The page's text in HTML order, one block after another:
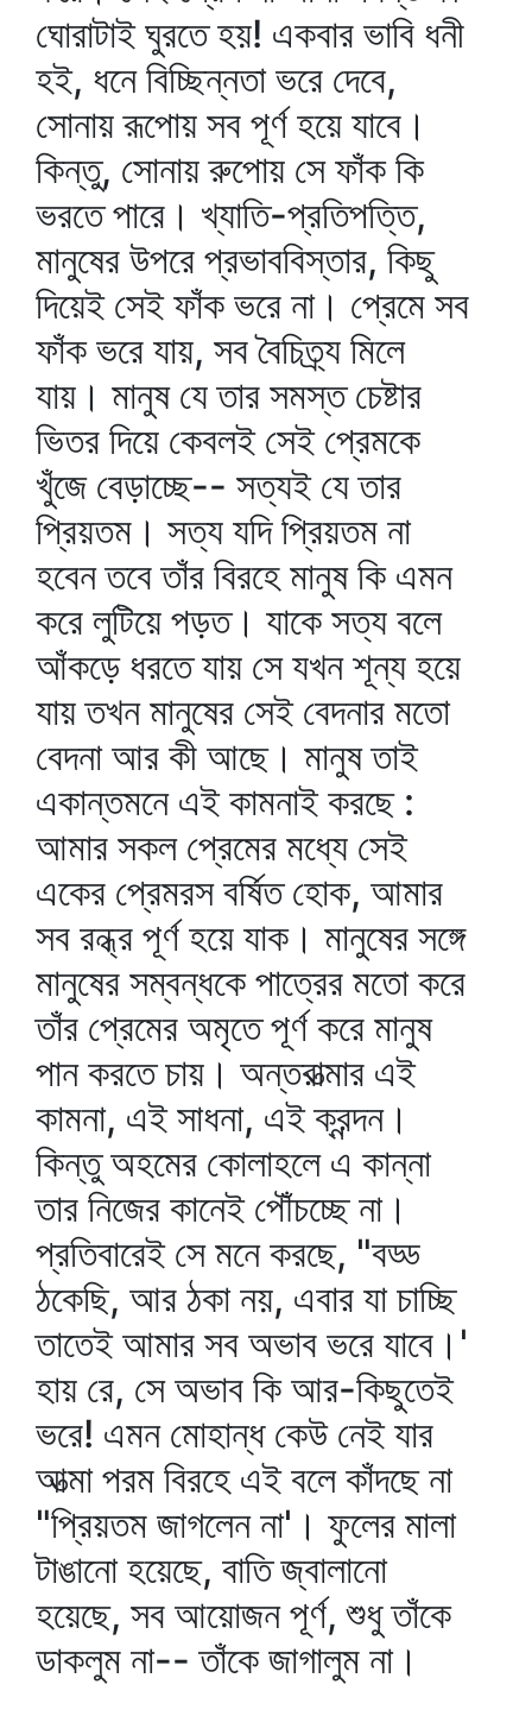
ঘোরাটাই ঘুরতে হয়! একবার ভাবি ধনী
হই, ধনে বিচ্ছিন্নতা ভরে দেবে,
সোনায় রূপোয় সব পূর্ণ হয়ে যাবে।
কিন্তু, সোনায় রুপোয় সে ফাঁক কি
ভরতে পারে। খ্যাতি-প্রতিপত্তি,
মানুষের উপরে প্রভাববিস্তার, কিছু
দিয়েই সেই ফাঁক ভরে না। প্রেমে সব
ফাঁক ভরে যায়, সব বৈচিত্র্য মিলে
যায়। মানুষ যে তার সমস্ত চেষ্টার
ভিতর দিয়ে কেবলই সেই প্রেমকে
খুঁজে বেড়াচ্ছে-- সত্যই যে তার
প্রিয়তম। সত্য যদি প্রিয়তম না
হবেন তবে তাঁর বিরহে মানুষ কি এমন
করে লুটিয়ে পড়ত। যাকে সত্য বলে
আঁকড়ে ধরতে যায় সে যখন শূন্য হয়ে
যায় তখন মানুষের সেই বেদনার মতো
বেদনা আর কী আছে। মানুষ তাই
একান্তমনে এই কামনাই করছে :
আমার সকল প্রেমের মধ্যে সেই
একের প্রেমরস বর্ষিত হোক, আমার
সব রন্ধ্র পূর্ণ হয়ে যাক। মানুষের সঙ্গে
মানুষের সম্বন্ধকে পাত্রের মতো করে
তাঁর প্রেমের অমৃতে পূর্ণ করে মানুষ
পান করতে চায়। অন্তরাত্মার এই
কামনা, এই সাধনা, এই ক্রন্দন।
কিন্তু অহমের কোলাহলে এ কান্না
তার নিজের কানেই পৌঁচচ্ছে না।
প্রতিবারেই সে মনে করছে, "বড্ড
ঠকেছি, আর ঠকা নয়, এবার যা চাচ্ছি
তাতেই আমার সব অভাব ভরে যাবে।'
হায় রে, সে অভাব কি আর-কিছুতেই
ভরে! এমন মোহান্ধ কেউ নেই যার
আত্মা পরম বিরহে এই বলে কাঁদছে না
"প্রিয়তম জাগলেন না'। ফুলের মালা
টাঙানো হয়েছে, বাতি জ্বালানো
হয়েছে, সব আয়োজন পূর্ণ, শুধু তাঁকে
ডাকলুম না-- তাঁকে জাগালুম না।